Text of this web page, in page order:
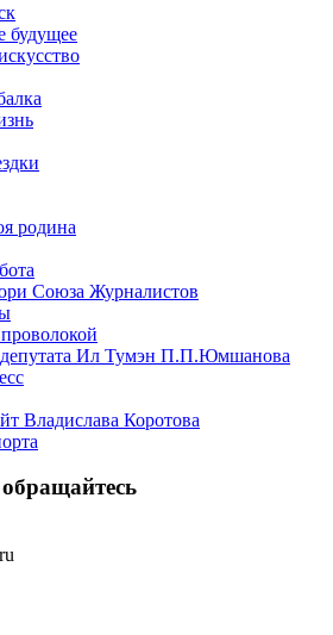
будущее
родина
Союза Журналистов
Ил Тумэн П.П.Юмшанова
Владислава Коротова